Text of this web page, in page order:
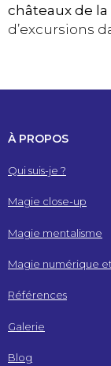
châteaux de la
d’excursions
À PROPOS
Qui suis-je ?
Magie close-up
Magie mentalisme
Magie numérique
Références
Galerie
Blog